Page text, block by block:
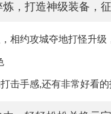
，打造神级装备，
相约攻城夺地打怪升级
击手感,还有非常好看的